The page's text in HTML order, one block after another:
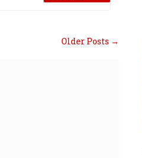
Older Posts →